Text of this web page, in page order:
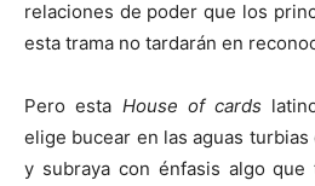
relaciones de poder que los
esta trama no tardarán en
Pero esta House of cards
elige bucear en las aguas
y subraya con énfasis algo